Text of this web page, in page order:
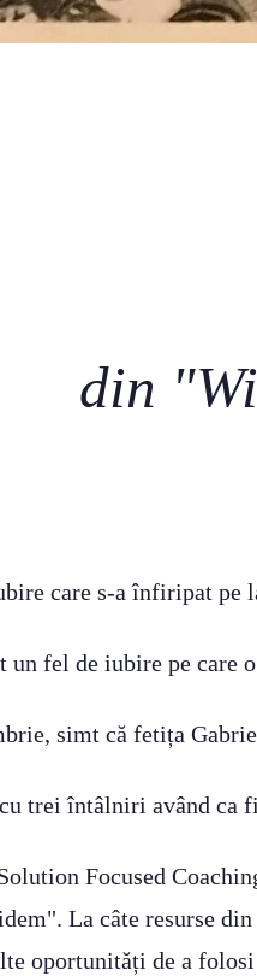
din
care s-a înfiripat pe
un fel de iubire pe
simt că fetița
trei întâlniri având ca
Focused
La câte resurse
oportunități de a